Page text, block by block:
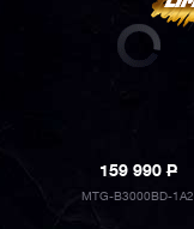
159 990P
MTG-B3000BD-1A2